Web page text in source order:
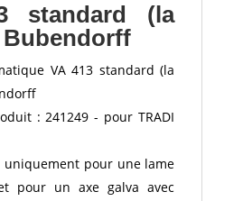
standard (la
Bubendorff
VA 413 standard (la
: 241249 - pour TRADI
uniquement pour une lame
pour un axe galva avec